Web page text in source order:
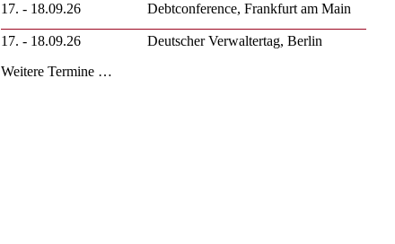
17. - 18.09.26 Debtconference, Frankfurt am Main
17. - 18.09.26
Deutscher Verwaltertag, Berlin
Weitere Termine …